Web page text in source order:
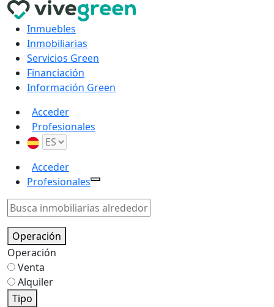
Inmuebles
Inmobiliarias
Servicios Green
Financiación
Información Green
Acceder
Profesionales
Acceder
Profesionales
Operación
Operación
Venta
Alquiler
Tipo